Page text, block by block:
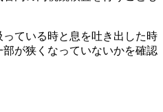
ている時と息を吐き出した時
が狭くなっていないかを確認